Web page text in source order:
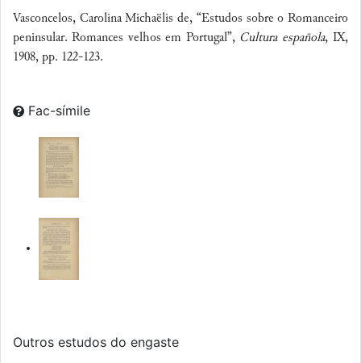
Vasconcelos, Carolina Michaëlis de, “Estudos sobre o Romanceiro
peninsular. Romances velhos em Portugal”, Cultura española, IX,
1908, pp. 122-123.
Fac-símile
Outros estudos do engaste